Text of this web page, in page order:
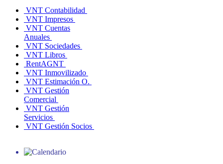
VNT Contabilidad
VNT Impresos
VNT Cuentas
Anuales
VNT Sociedades
VNT Libros
RentAGNT
VNT Inmovilizado
VNT Estimación O.
VNT Gestión
Comercial
VNT Gestión
Servicios
VNT Gestión Socios